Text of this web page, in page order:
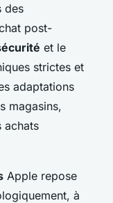
des
post-
et le
strictes et
adaptations
magasins,
achats
Apple repose
à